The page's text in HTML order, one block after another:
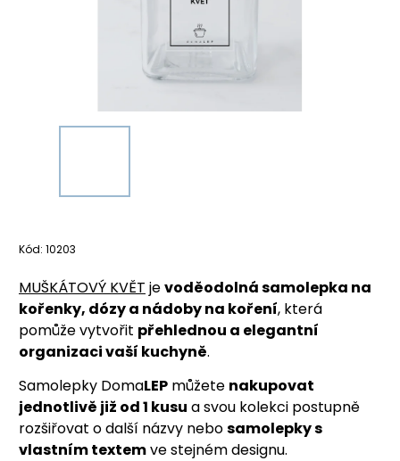
Kód: 10203
MUŠKÁTOVÝ KVĚT jevoděodolná samolepka na
kořenky, dózy a nádoby na koření, která
pomůže vytvořit přehlednou a elegantní
organizaci vaší kuchyně.
Samolepky DomaLEP můžete nakupovat
jednotlivě již od 1 kusu a svou kolekci postupně
rozšiřovat o další názvy nebosamolepky s
vlastním textemve stejném designu.